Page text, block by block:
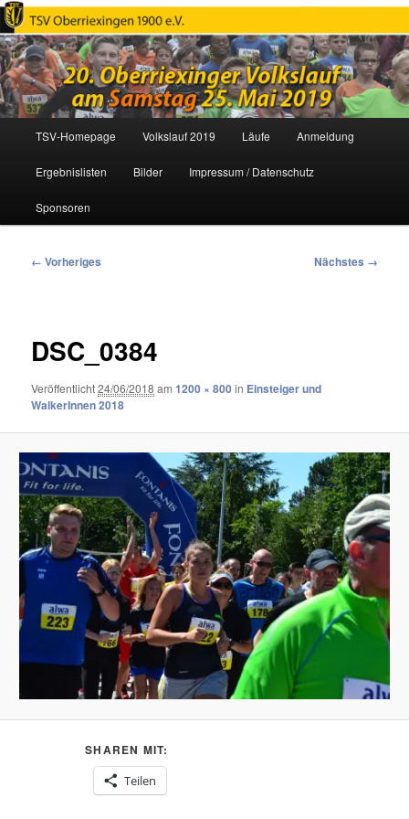
Oberriexinger Volkslauf
Zum
primären
Inhalt
springen
TSV-Homepage Volkslauf 2019 Läufe Anmeldung
Ergebnislisten Bilder Impressum / Datenschutz
Sponsoren
Bilder-
← Vorheriges Nächstes →
DSC_0384
Veröffentlicht24/06/2018 am1200 × 800in Einsteiger und
WalkerInnen 2018
SHAREN MIT:
Teilen